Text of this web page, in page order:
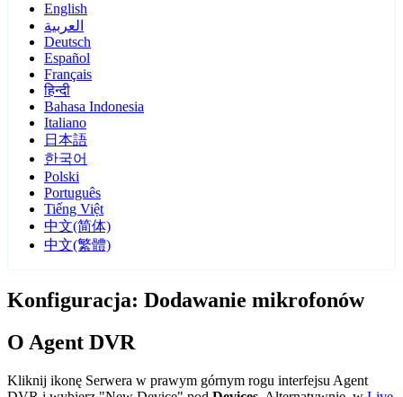
English
العربية
Deutsch
Español
Français
हिन्दी
Bahasa Indonesia
Italiano
日本語
한국어
Polski
Português
Tiếng Việt
中文(简体)
中文(繁體)
Konfiguracja: Dodawanie mikrofonów
O Agent DVR
Kliknij ikonę Serwera w prawym górnym rogu interfejsu Agent